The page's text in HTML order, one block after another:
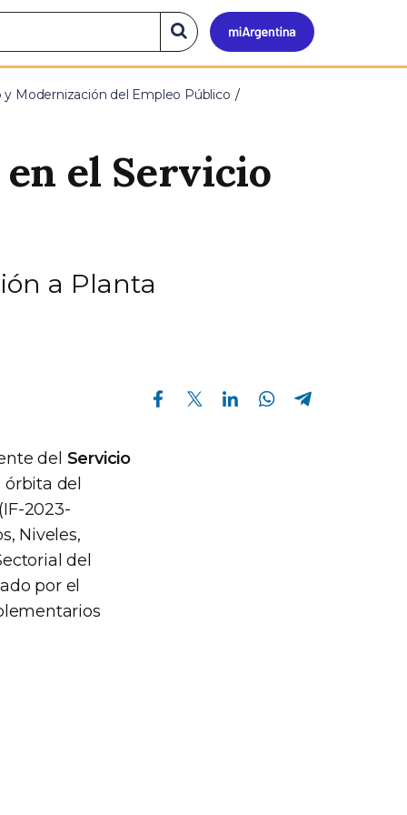
Mi
Buscar
en
el
sitio
y Modernización del Empleo Público
el Servicio
a Planta
Compartir en Facebook Compartir en Twitter Compartir en Linkedin Compartir en Whatsapp
del Servicio
del
2023-
Niveles,
del
por el